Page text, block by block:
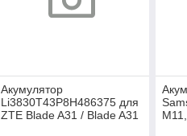
Акумулятор
Li3830T43P8H486375 для
ZTE Blade A31 / Blade A31